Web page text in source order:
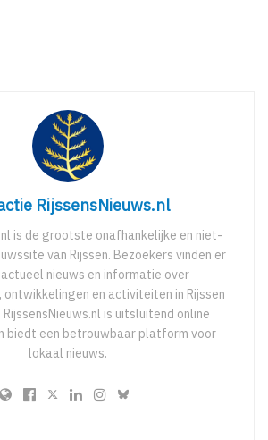
RijssensNieuws.nl
is de grootste onafhankelijke en niet-
van Rijssen. Bezoekers vinden er
nieuws en informatie over
ontwikkelingen en activiteiten in Rijssen
is uitsluitend online
biedt een betrouwbaar platform voor
lokaal nieuws.